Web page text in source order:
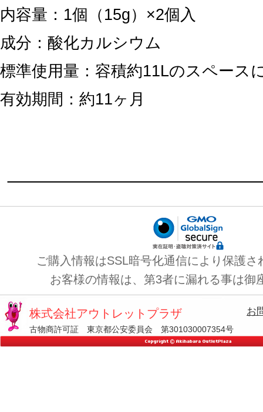
内容量：1個（15g）×2個入
成分：酸化カルシウム
標準使用量：容積約11Lのスペース
有効期間：約11ヶ月
ご購入情報はSSL暗号化通信により保護さ
お客様の情報は、第3者に漏れる事は御
株式会社アウトレットプラザ
古物商許可証 東京都公安委員会 第301030007354号
お